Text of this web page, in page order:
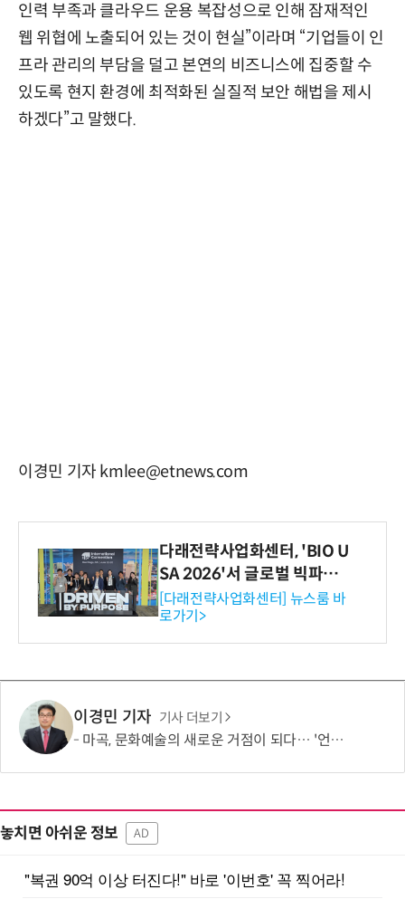
인력 부족과 클라우드 운용 복잡성으로 인해 잠재적인
웹 위협에 노출되어 있는 것이 현실”이라며 “기업들이 인
프라 관리의 부담을 덜고 본연의 비즈니스에 집중할 수
있도록 현지 환경에 최적화된 실질적 보안 해법을 제시
하겠다”고 말했다.
이경민 기자 kmlee@etnews.com
다래전략사업화센터, 'BIO U
SA 2026'서 글로벌 빅파마
와의 비즈니스 미팅 지원…K
-바이오 해외 진출 교두보 확
보
[다래전략사업화센터] 뉴스룸 바
로가기>
이경민 기자 기사 더보기
마곡, 문화예술의 새로운 거점이 되다… '언노운바이브 아트센터'가 여는 도시의 새로운 가능성
놓치면 아쉬운 정보 AD